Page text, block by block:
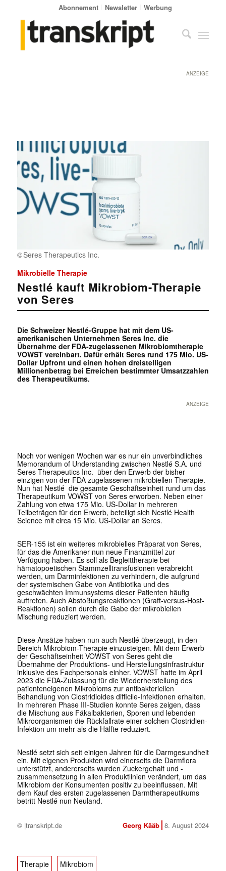
Abonnement Newsletter Werbung
ANZEIGE
Seres Therapeutics Inc.
Mikrobielle Therapie
Nestlé kauft Mikrobiom-Therapie
von Seres
Die Schweizer Nestlé-Gruppe hat mit dem US-
amerikanischen Unternehmen Seres Inc. die
Übernahme der FDA-zugelassenen Mikrobiomtherapie
VOWST vereinbart. Dafür erhält Seres rund 175 Mio. US-
Dollar Upfront und einen hohen dreistelligen
Millionenbetrag bei Erreichen bestimmter Umsatzzahlen
des Therapeutikums.
ANZEIGE
Noch vor wenigen Wochen war es nur ein unverbindliches
Memorandum of Understanding zwischen Nestlé S.A. und
Seres Therapeutics Inc. über den Erwerb der bisher
einzigen von der FDA zugelassenen mikrobiellen Therapie.
Nun hat Nestlé die gesamte Geschäftseinheit rund um das
Therapeutikum VOWST von Seres erworben. Neben einer
Zahlung von etwa 175 Mio. US-Dollar in mehreren
Teilbeträgen für den Erwerb, beteiligt sich Nestlé Health
Science mit circa 15 Mio. US-Dollar an Seres.
SER-155 ist ein weiteres mikrobielles Präparat von Seres,
für das die Amerikaner nun neue Finanzmittel zur
Verfügung haben. Es soll als Begleittherapie bei
hämatopoetischen Stammzelltransfusionen verabreicht
werden, um Darminfektionen zu verhindern, die aufgrund
der systemischen Gabe von Antibiotika und des
geschwächten Immunsystems dieser Patienten häufig
auftreten. Auch Abstoßungsreaktionen (Graft-versus-Host-
Reaktionen) sollen durch die Gabe der mikrobiellen
Mischung reduziert werden.
Diese Ansätze haben nun auch Nestlé überzeugt, in den
Bereich Mikrobiom-Therapie einzusteigen. Mit dem Erwerb
der Geschäftseinheit VOWST von Seres geht die
Übernahme der Produktions- und Herstellungsinfrastruktur
inklusive des Fachpersonals einher. VOWST hatte im April
2023 die FDA-Zulassung für die Wiederherstellung des
patienteneigenen Mikrobioms zur antibakteriellen
Behandlung von Clostridioides difficile-Infektionen erhalten.
In mehreren Phase III-Studien konnte Seres zeigen, dass
die Mischung aus Fäkalbakterien, Sporen und lebenden
Mikroorganismen die Rückfallrate einer solchen Clostridien-
Infektion um mehr als die Hälfte reduziert.
Nestlé setzt sich seit einigen Jahren für die Darmgesundheit
ein. Mit eigenen Produkten wird einerseits die Darmflora
unterstützt, andererseits wurden Zuckergehalt und -
zusammensetzung in allen Produktlinien verändert, um das
Mikrobiom der Konsumenten positiv zu beeinflussen. Mit
dem Kauf des ersten zugelassenen Darmtherapeutikums
betritt Nestlé nun Neuland.
© |transkript.de Georg Kääb 8. August 2024
Therapie Mikrobiom